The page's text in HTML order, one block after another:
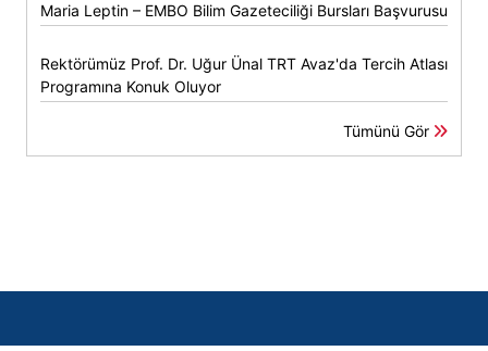
Maria Leptin – EMBO Bilim Gazeteciliği Bursları Başvurusu
Rektörümüz Prof. Dr. Uğur Ünal TRT Avaz'da Tercih Atlası
Programına Konuk Oluyor
Tümünü Gör